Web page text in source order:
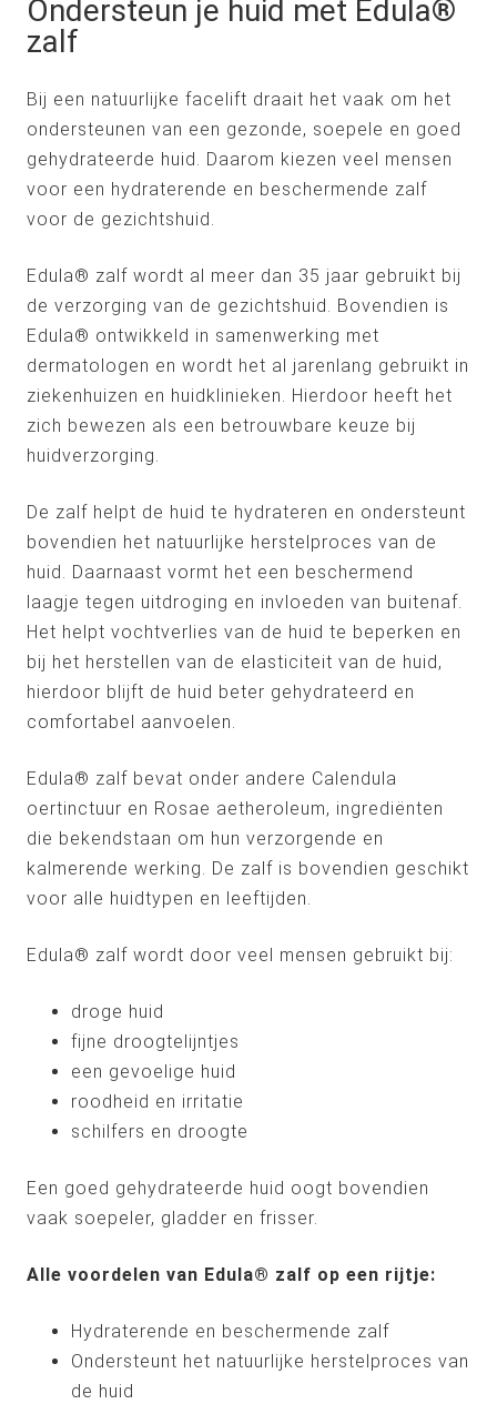
Ondersteun je huid met Edula®
zalf
Bij een natuurlijke facelift draait het vaak om het
ondersteunen van een gezonde, soepele en goed
gehydrateerde huid. Daarom kiezen veel mensen
voor een hydraterende en beschermende zalf
voor de gezichtshuid.
Edula® zalf wordt al meer dan 35 jaar gebruikt bij
de verzorging van de gezichtshuid. Bovendien is
Edula® ontwikkeld in samenwerking met
dermatologen en wordt het al jarenlang gebruikt in
ziekenhuizen en huidklinieken. Hierdoor heeft het
zich bewezen als een betrouwbare keuze bij
huidverzorging.
De zalf helpt de huid te hydrateren en ondersteunt
bovendien het natuurlijke herstelproces van de
huid. Daarnaast vormt het een beschermend
laagje tegen uitdroging en invloeden van buitenaf.
Het helpt vochtverlies van de huid te beperken en
bij het herstellen van de elasticiteit van de huid,
hierdoor blijft de huid beter gehydrateerd en
comfortabel aanvoelen.
Edula® zalf bevat onder andere Calendula
oertinctuur en Rosae aetheroleum, ingrediënten
die bekendstaan om hun verzorgende en
kalmerende werking. De zalf is bovendien geschikt
voor alle huidtypen en leeftijden.
Edula® zalf wordt door veel mensen gebruikt bij:
droge huid
fijne droogtelijntjes
een gevoelige huid
roodheid en irritatie
schilfers en droogte
Een goed gehydrateerde huid oogt bovendien
vaak soepeler, gladder en frisser.
Alle voordelen van Edula® zalf op een rijtje:
Hydraterende en beschermende zalf
Ondersteunt het natuurlijke herstelproces van
de huid